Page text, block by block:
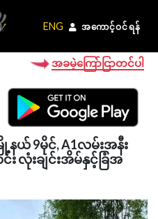
ENG အကောင့်ဝင်ရန်
ENG အကောင့်ဝင်ရန်
အခမဲ့ကြော်ငြာတင်ပါ
ြို့နယ် 9မိုင်, A1လမ်းအနီး
လုံးချင်းအိမ်နှင့်ခြံအ